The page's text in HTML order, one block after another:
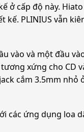
cấp độ này.
PLINIUS vẫn
và một đầu
xứng cho
cắm 3.5mm
ứng dụng loa